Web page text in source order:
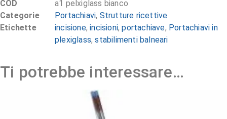
COD
a1 pelxiglass bianco
Categorie
Portachiavi, Strutture ricettive
Etichette
incisione,incisioni,portachiave, Portachiavi in
plexiglass,stabilimenti balneari
Ti potrebbe interessare…